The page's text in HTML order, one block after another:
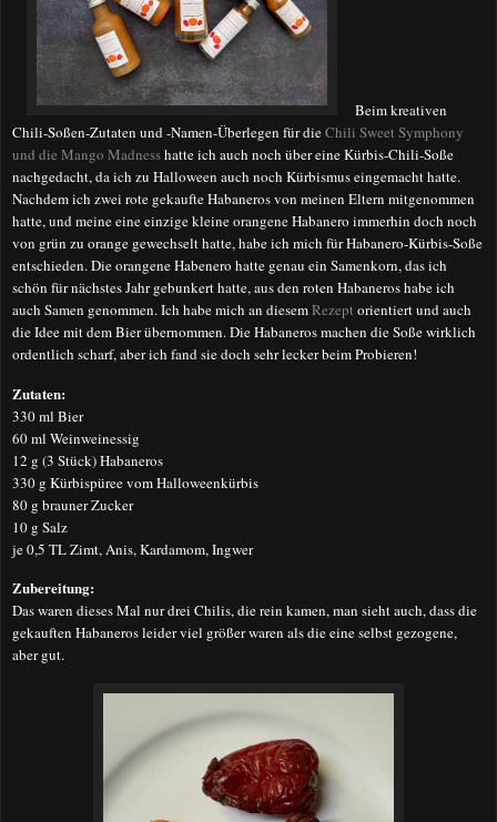
Beim kreativen
Chili-Soßen-Zutaten und -Namen-Überlegen für dieChili Sweet Symphony
und die Mango Madnesshatte ich auch noch über eine Kürbis-Chili-Soße
nachgedacht, da ich zu Halloween auch noch Kürbismus eingemacht hatte.
Nachdem ich zwei rote gekaufte Habaneros von meinen Eltern mitgenommen
hatte, und meine eine einzige kleine orangene Habanero immerhin doch noch
von grün zu orange gewechselt hatte, habe ich mich für Habanero-Kürbis-Soße
entschieden. Die orangene Habenero hatte genau ein Samenkorn, das ich
schön für nächstes Jahr gebunkert hatte, aus den roten Habaneros habe ich
auch Samen genommen. Ich habe mich an diesemRezept orientiert und auch
die Idee mit dem Bier übernommen. Die Habaneros machen die Soße wirklich
ordentlich scharf, aber ich fand sie doch sehr lecker beim Probieren!
Zutaten:
330 ml Bier
60 ml Weinweinessig
12 g (3 Stück) Habaneros
330 g Kürbispüree vom Halloweenkürbis
80 g brauner Zucker
10 g Salz
je 0,5 TL Zimt, Anis, Kardamom, Ingwer
Zubereitung:
Das waren dieses Mal nur drei Chilis, die rein kamen, man sieht auch, dass die
gekauften Habaneros leider viel größer waren als die eine selbst gezogene,
aber gut.